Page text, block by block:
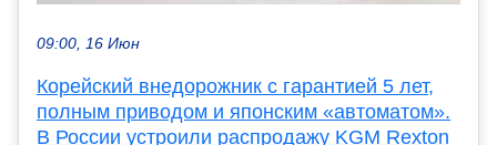
09:00, 16 Июн
Корейский внедорожник с гарантией 5 лет,
полным приводом и японским «автоматом».
В России устроили распродажу KGM Rexton